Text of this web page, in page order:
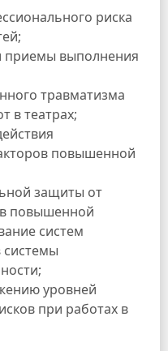
риска
приемы выполнения
травматизма
в театрах;
повышенной
защиты от
повышенной
систем
системы
уровней
при работах в